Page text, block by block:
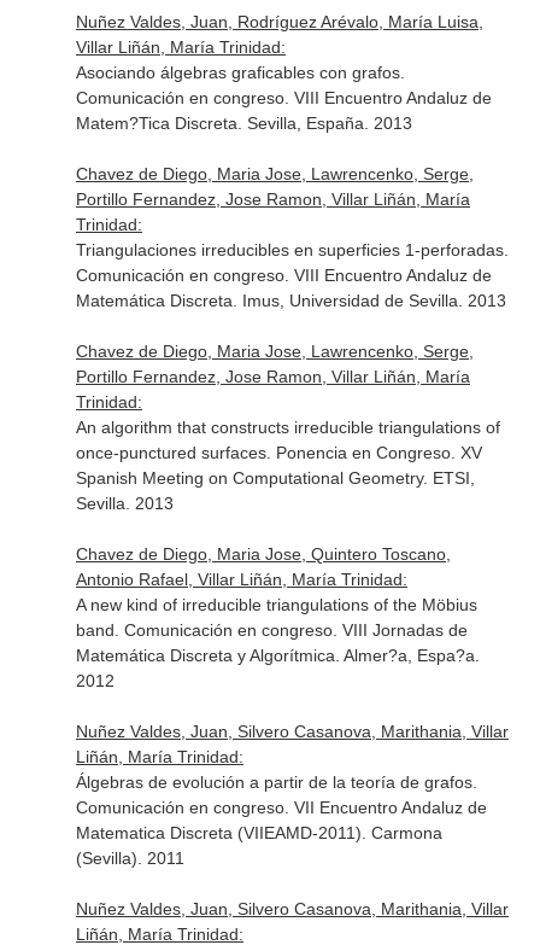
Nuñez Valdes, Juan, Rodríguez Arévalo, María Luisa,
Villar Liñán, María Trinidad:
Asociando álgebras graficables con grafos.
Comunicación en congreso. VIII Encuentro Andaluz de
Matem?Tica Discreta. Sevilla, España. 2013
Chavez de Diego, Maria Jose, Lawrencenko, Serge,
Portillo Fernandez, Jose Ramon, Villar Liñán, María
Trinidad:
Triangulaciones irreducibles en superficies 1-perforadas.
Comunicación en congreso. VIII Encuentro Andaluz de
Matemática Discreta. Imus, Universidad de Sevilla. 2013
Chavez de Diego, Maria Jose, Lawrencenko, Serge,
Portillo Fernandez, Jose Ramon, Villar Liñán, María
Trinidad:
An algorithm that constructs irreducible triangulations of
once-punctured surfaces. Ponencia en Congreso. XV
Spanish Meeting on Computational Geometry. ETSI,
Sevilla. 2013
Chavez de Diego, Maria Jose, Quintero Toscano,
Antonio Rafael, Villar Liñán, María Trinidad:
A new kind of irreducible triangulations of the Möbius
band. Comunicación en congreso. VIII Jornadas de
Matemática Discreta y Algorítmica. Almer?a, Espa?a.
2012
Nuñez Valdes, Juan, Silvero Casanova, Marithania, Villar
Liñán, María Trinidad:
Álgebras de evolución a partir de la teoría de grafos.
Comunicación en congreso. VII Encuentro Andaluz de
Matematica Discreta (VIIEAMD-2011). Carmona
(Sevilla). 2011
Nuñez Valdes, Juan, Silvero Casanova, Marithania, Villar
Liñán, María Trinidad: